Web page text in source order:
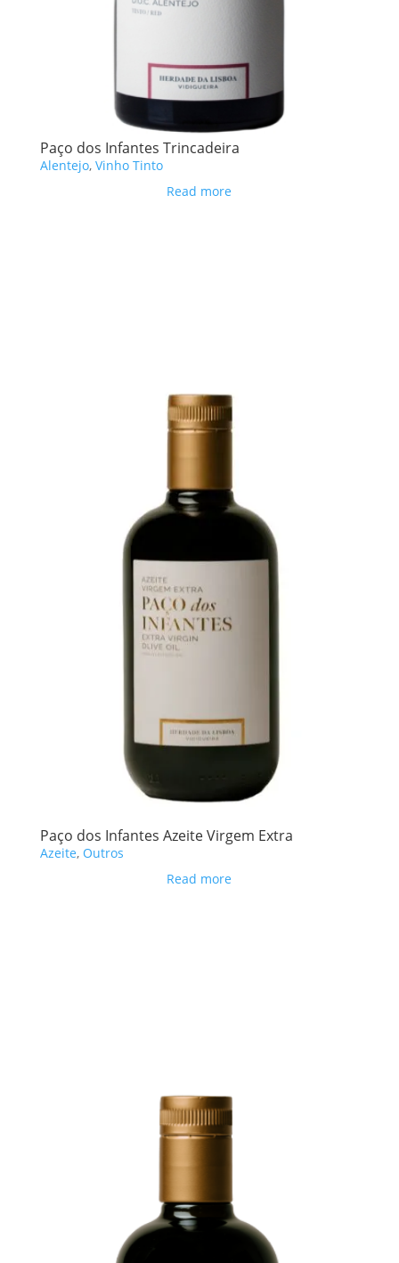
Paço dos Infantes Trincadeira
Alentejo, Vinho Tinto
Read more
Paço dos Infantes Azeite Virgem Extra
Azeite, Outros
Read more